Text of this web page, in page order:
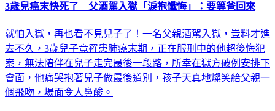
3歲兒癌末快死了 父酒駕入獄「淚抱懺悔」：要等爸回來
就怕入獄，再也看不見兒子了！一名父親酒駕入獄，豈料才進
去不久，3歲兒子竟罹患肺癌末期，正在服刑中的他超後悔犯
案，無法陪伴在兒子走完最後一段路，所幸在獄方破例安排下
會面，他痛哭抱著兒子做最後道別，孩子天真地燦笑給父親一
個飛吻，場面令人鼻酸。